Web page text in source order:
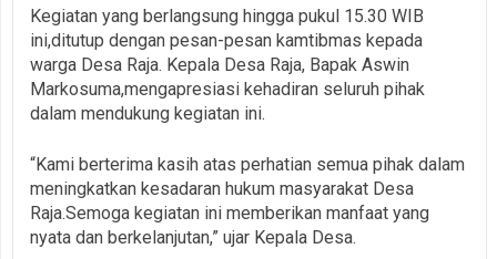
Kegiatan yang berlangsung hingga pukul 15.30 WIB
ini,ditutup dengan pesan-pesan kamtibmas kepada
warga Desa Raja. Kepala Desa Raja, Bapak Aswin
Markosuma,mengapresiasi kehadiran seluruh pihak
dalam mendukung kegiatan ini.
“Kami berterima kasih atas perhatian semua pihak dalam
meningkatkan kesadaran hukum masyarakat Desa
Raja.Semoga kegiatan ini memberikan manfaat yang
nyata dan berkelanjutan,” ujar Kepala Desa.